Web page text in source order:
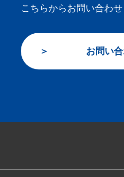
こちらからお問い合わせ
お問い